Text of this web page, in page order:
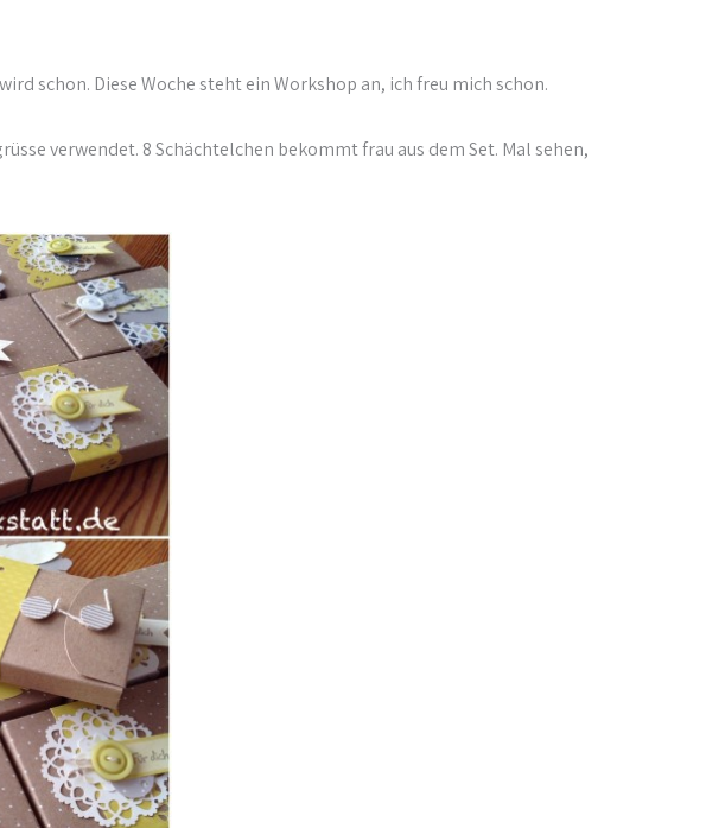
schon. Diese Woche steht ein Workshop an, ich freu mich schon.
verwendet. 8 Schächtelchen bekommt frau aus dem Set. Mal sehen,